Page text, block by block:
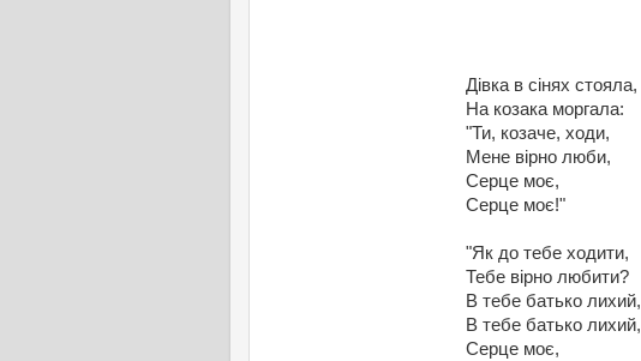
Дівка в сінях стояла,
На козака моргала:
"Ти, козаче, ходи,
Мене вірно люби,
Серце моє,
Серце моє!"
"Як до тебе ходити,
Тебе вірно любити?
В тебе батько лихий,
В тебе батько лихий,
Серце моє,